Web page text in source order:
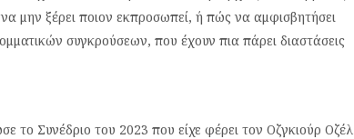
μην ξέρει ποιον εκπροσωπεί, ή πώς να αμφισβητήσει
συγκρούσεων, που έχουν πια πάρει διαστάσεις
το Συνέδριο του 2023 που είχε φέρει τον Οζγκιούρ Οζέλ